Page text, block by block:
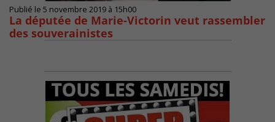
Publié le 5 novembre 2019 à 15h00
La députée de Marie-Victorin veut rassembler
des souverainistes